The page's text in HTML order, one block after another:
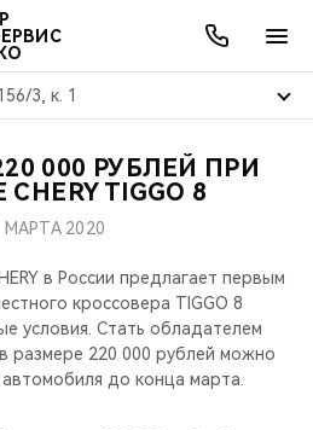
3, к. 1
МОДЕЛИ
CHERY
АКЦИИ
СЕРВИСЫ
000 РУБЛЕЙ ПРИ
TIGGO 8
МАРТА 2020
в России предлагает первым
кроссовера TIGGO 8
условия. Стать обладателем
размере 220 000 рублей можно
до конца марта.